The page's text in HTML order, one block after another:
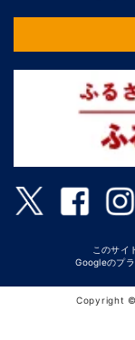
このサイ
Googleのプ
Copyright ©